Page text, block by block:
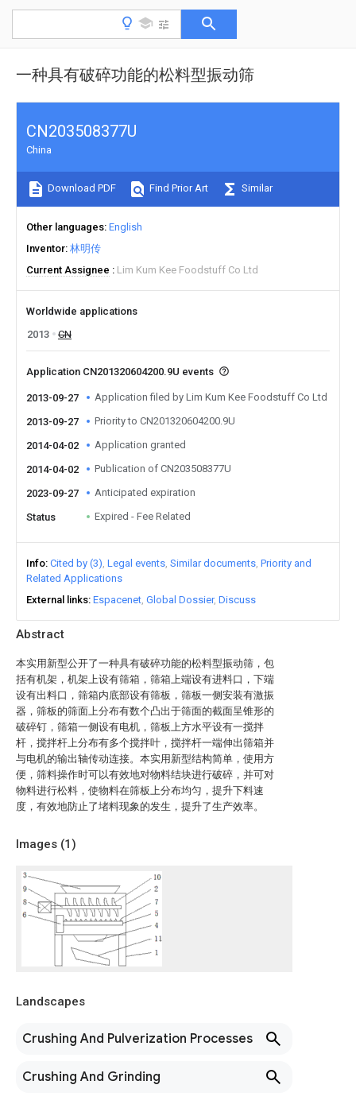
一种具有破碎功能的松料型振动筛
Abstract
本实用新型公开了一种具有破碎功能的松料型振动筛，包
括有机架，机架上设有筛箱，筛箱上端设有进料口，下端
设有出料口，筛箱内底部设有筛板，筛板一侧安装有激振
器，筛板的筛面上分布有数个凸出于筛面的截面呈锥形的
破碎钉，筛箱一侧设有电机，筛板上方水平设有一搅拌
杆，搅拌杆上分布有多个搅拌叶，搅拌杆一端伸出筛箱并
与电机的输出轴传动连接。本实用新型结构简单，使用方
便，筛料操作时可以有效地对物料结块进行破碎，并可对
物料进行松料，使物料在筛板上分布均匀，提升下料速
度，有效地防止了堵料现象的发生，提升了生产效率。
Images (1)
Landscapes
Crushing And Pulverization Processes
Crushing And Grinding
CN203508377U
China
Download PDF Find Prior Art Similar
Other languages English
Inventor 林明传
Current Assignee
Lim Kum Kee Foodstuff Co Ltd
Worldwide applications
2013
CN
Application CN201320604200.9U events
2013-09-27 Application filed by Lim Kum Kee Foodstuff Co Ltd
2013-09-27 Priority to CN201320604200.9U
2014-04-02 Application granted
2014-04-02 Publication of CN203508377U
2023-09-27 Anticipated expiration
Status Expired - Fee Related
Info Cited by (3) Legal events Similar documents Priority and
Related Applications
External links Espacenet Global Dossier Discuss